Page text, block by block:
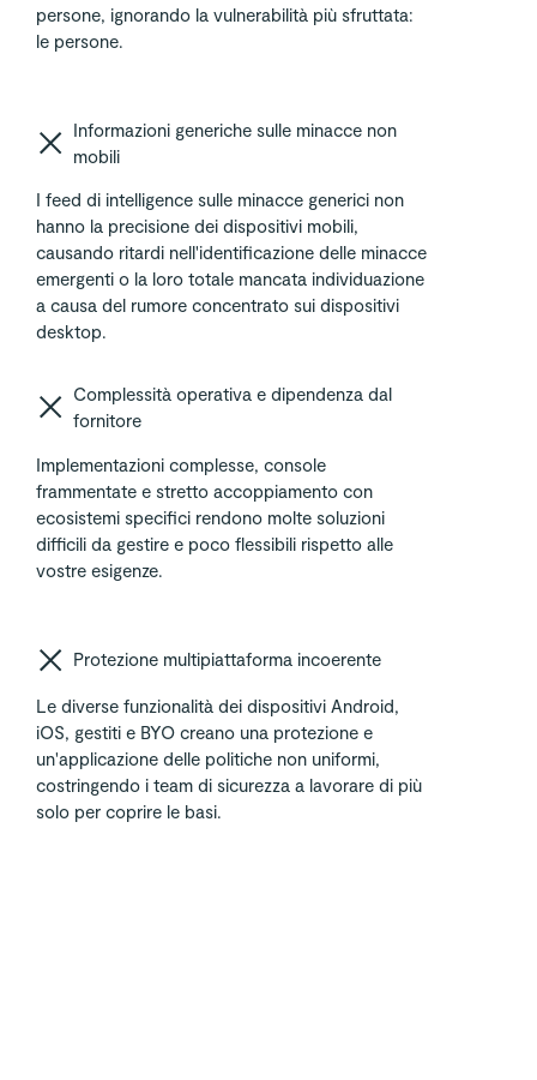
persone, ignorando la vulnerabilità più sfruttata:
le persone.
Informazioni generiche sulle minacce non
mobili
I feed di intelligence sulle minacce generici non
hanno la precisione dei dispositivi mobili,
causando ritardi nell'identificazione delle minacce
emergenti o la loro totale mancata individuazione
a causa del rumore concentrato sui dispositivi
desktop.
Complessità operativa e dipendenza dal
fornitore
Implementazioni complesse, console
frammentate e stretto accoppiamento con
ecosistemi specifici rendono molte soluzioni
difficili da gestire e poco flessibili rispetto alle
vostre esigenze.
Protezione multipiattaforma incoerente
Le diverse funzionalità dei dispositivi Android,
iOS, gestiti e BYO creano una protezione e
un'applicazione delle politiche non uniformi,
costringendo i team di sicurezza a lavorare di più
solo per coprire le basi.